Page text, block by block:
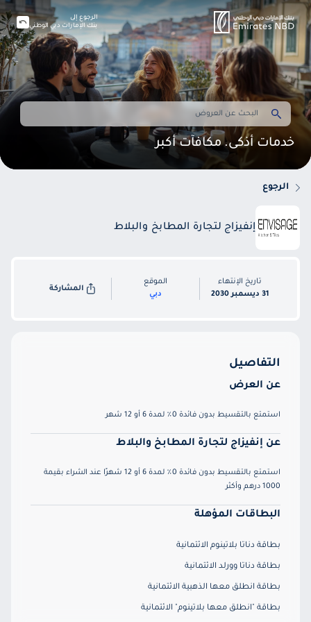
خدمات أذكى. مكافآت أكبر
الرجوع إلى
بنك الإمارات دبي الوطني
الرجوع
إنفيزاج لتجارة المطابخ والبلاط
تاريخ الإنتهاء
31 ديسمبر 2030
الموقع
دبي
المشاركة
التفاصيل
عن العرض
استمتع بالتقسيط بدون فائدة 0٪ لمدة 6 أو 12 شهر
عن إنفيزاج لتجارة المطابخ والبلاط
استمتع بالتقسيط بدون فائدة 0٪ لمدة 6 أو 12 شهرًا عند الشراء بقيمة
1000 درهم وأكثر
البطاقات المؤهلة
بطاقة دناتا بلاتينوم الائتمانية
بطاقة دناتا وورلد الائتمانية
بطاقة انطلق معها الذهبية الائتمانية
بطاقة "انطلق معها بلاتينوم" الائتمانية